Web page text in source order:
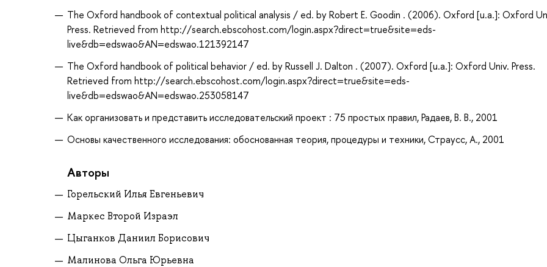
The Oxford handbook of contextual political analysis / ed. by Robert E. Goodin . (2006). Oxford [u.a.]: Oxford
Press. Retrieved from http://search.ebscohost.com/login.aspx?direct=true&site=eds-
live&db=edswao&AN=edswao.121392147
The Oxford handbook of political behavior / ed. by Russell J. Dalton . (2007). Oxford [u.a.]: Oxford Univ. Press.
Retrieved from http://search.ebscohost.com/login.aspx?direct=true&site=eds-
live&db=edswao&AN=edswao.253058147
Как организовать и представить исследовательский проект : 75 простых правил, Радаев, В. В., 2001
Основы качественного исследования: обоснованная теория, процедуры и техники, Страусс, А., 2001
Авторы
Горельский Илья Евгеньевич
Маркес Второй Израэл
Цыганков Даниил Борисович
Малинова Ольга Юрьевна